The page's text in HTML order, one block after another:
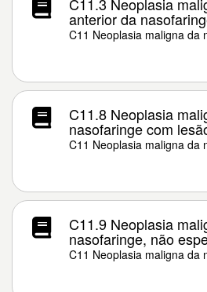
anterior da
C11 Neoplasia maligna da
C11.8 Neoplasia
nasofaringe com
C11 Neoplasia maligna da
C11.9 Neoplasia
nasofaringe, não
C11 Neoplasia maligna da